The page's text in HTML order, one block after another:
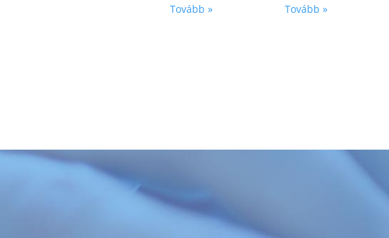
Tovább » Tovább »